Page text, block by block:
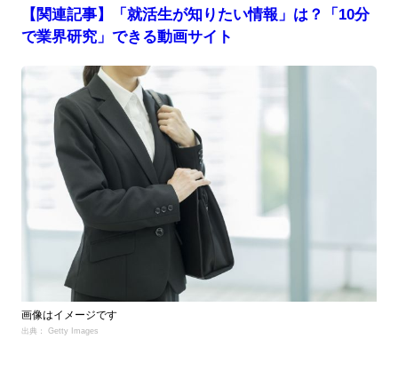
【関連記事】「就活生が知りたい情報」は？「10分
で業界研究」できる動画サイト
画像はイメージです
出典： Getty Images